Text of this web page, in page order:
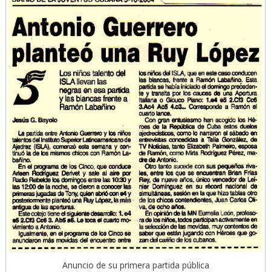
Anuncio de su primera partida pública